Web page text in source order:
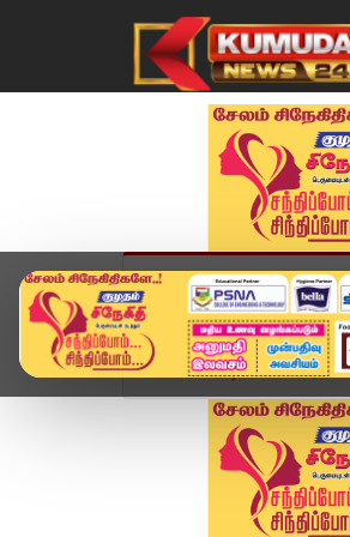
முகப்பு விளையாட்டு
Home வீடியோ ஸ்டோரி